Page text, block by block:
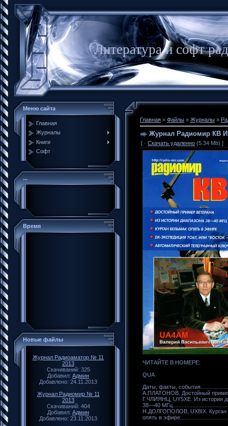
Литература и софт
Меню сайта
Главная
Журналы
Книги
Софт
...
Время
Новые файлы
Журнал Радиоаматор № 11
2013
Скачиваний: 325
Добавил: Админ
Добавлено: 24.11.2013
Журнал Радиомир № 11
2013
Скачиваний: 404
Добавил: Админ
Добавлено: 23.11.2013
Главная » Файлы » Журналы »
Журнал Радиомир КВ
[ · Скачать удаленно (5.34 Mb) ]
ЧИТАЙТЕ В НОМЕРЕ:
QUA
Даты, факты,
А.ПЛАТОНОВ. Достойный
Г.ЧЛИЯНЦ, UY5XE. Из истории
38—40
Н.ДОЛГОПОЛОВ, UX8IX. Курган
опять в